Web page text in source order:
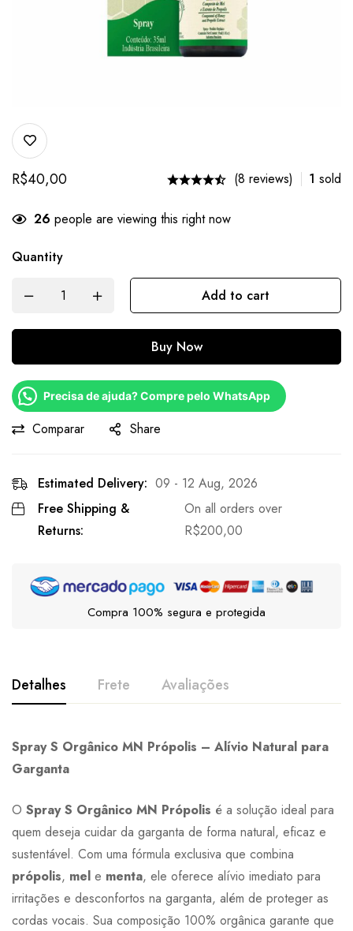
R$40,00 (8 reviews) 1 sold
26 people are viewing this right now
Quantity
Add to cart
Buy Now
Precisa de ajuda? Compre pelo WhatsApp
Comparar Share
Estimated Delivery: 09 - 12 Aug, 2026
Free Shipping &
Returns:
On all orders over
R$200,00
Compra 100% segura e protegida
Detalhes Frete Avaliações
Spray S Orgânico MN Própolis – Alívio Natural para
Garganta
O Spray S Orgânico MN Própolis é a solução ideal para
quem deseja cuidar da garganta de forma natural, eficaz e
sustentável. Com uma fórmula exclusiva que combina
própolis, mel e menta, ele oferece alívio imediato para
irritações e desconfortos na garganta, além de proteger as
cordas vocais. Sua composição 100% orgânica garante que